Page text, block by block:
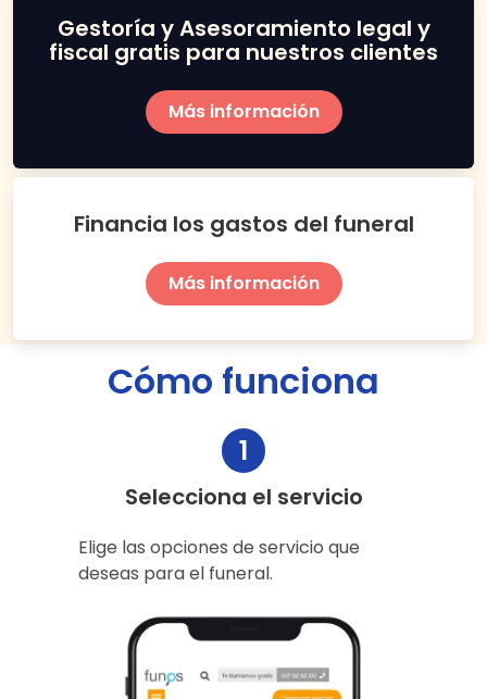
Gestoría y Asesoramiento legal y
fiscal gratis para nuestros clientes
Más información
Financia los gastos del funeral
Más información
Cómo funciona
1
Selecciona el servicio
Elige las opciones de servicio que
deseas para el funeral.